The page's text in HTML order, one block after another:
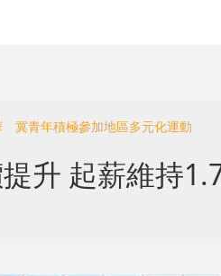
冀青年積極參加地區多元化運動
升 起薪維持